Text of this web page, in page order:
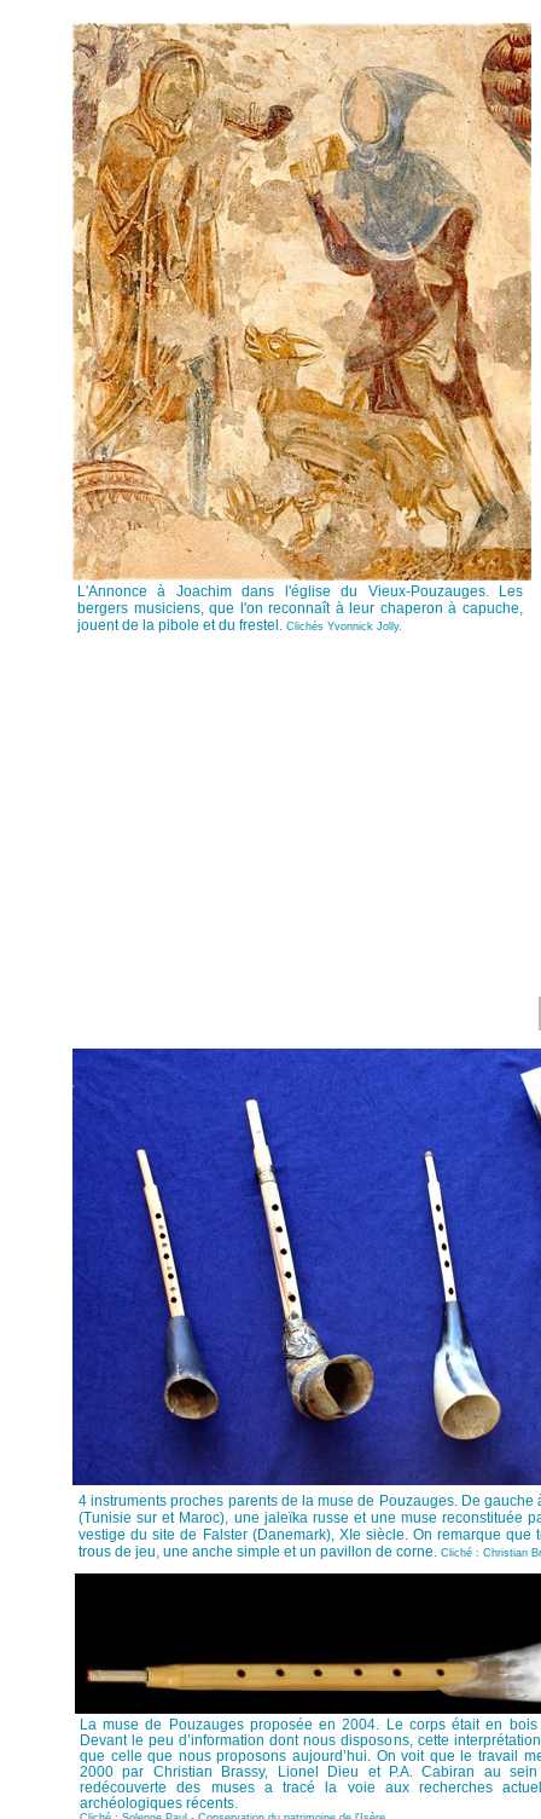
La muse de Pouzauges proposée en 2004. Le corps était en
Devant le peu d’information dont nous disposons, cette
que celle que nous proposons aujourd’hui. On voit que le travail
2000 par Christian Brassy, Lionel Dieu et P.A. Cabiran au
redécouverte des muses a tracé la voie aux recherches
archéologiques récents.
L'Annonce à Joachim dans l'église du Vieux-Pouzauges. Les
bergers musiciens, que l'on reconnaît à leur chaperon à capuche,
jouent de la pibole et du frestel. Clichés Yvonnick Jolly.
4 instruments proches parents de la muse de Pouzauges. De gauche
(Tunisie sur et Maroc), une jaleïka russe et une muse reconstituée
vestige du site de Falster (Danemark), XIe siècle. On remarque que
trous de jeu, une anche simple et un pavillon de corne. Cliché : Christian